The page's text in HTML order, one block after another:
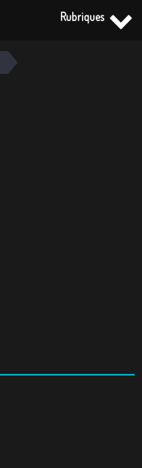
Rubriques